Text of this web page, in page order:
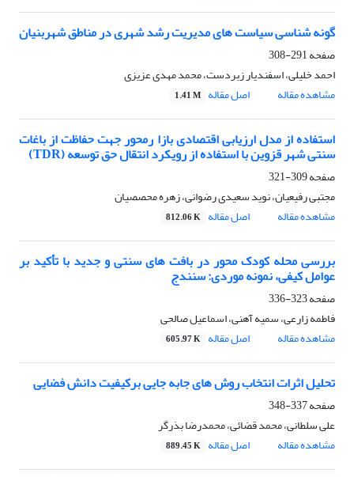
گونه شناسی سیاست های مدیریت رشد شهری در مناطق شهربنیان
صفحه291-308
احمد خلیلی، اسفندیار زبردست، محمد مهدی عزیزی
مشاهده مقاله
اصل مقاله 1.41 M
استفاده از مدل ارزیابی اقتصادی بازا رمحور جهت حفاظت از باغات
سنتی شهر قزوین با استفاده از رویکرد انتقال حق توسعه (TDR)
صفحه309-321
مجتبی رفیعیان، نوید سعیدی رضوانی، زهره محصصیان
مشاهده مقاله
اصل مقاله 812.06 K
بررسی محله کودک محور در بافت های سنتی و جدید با تأکید بر
عوامل کیفی، نمونه موردی: سنندج
صفحه323-336
فاطمه زارعی، سمیه آهنی، اسماعیل صالحی
مشاهده مقاله
اصل مقاله 605.97 K
تحلیل اثرات انتخاب روش های جابه جایی برکیفیت دانش فضایی
صفحه337-348
علی سلطانی، محمد قضائی، محمدرضا بذرگر
مشاهده مقاله
اصل مقاله 889.45 K